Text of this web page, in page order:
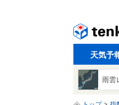
天気予
雨雲